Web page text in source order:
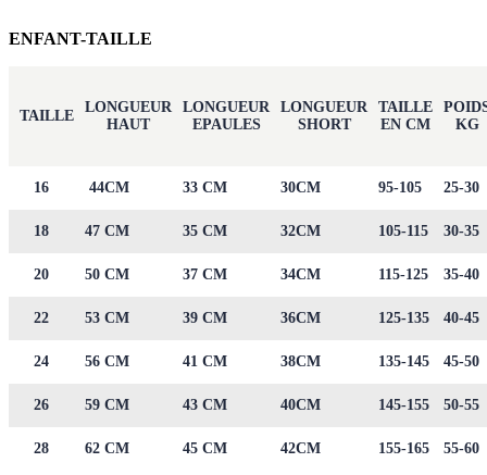
ENFANT-TAILLE
TAILLE
LONGUEUR
HAUT
LONGUEUR
EPAULES
LONGUEUR
SHORT
TAILLE
EN CM
KG
16 44CM 33 CM 30CM 95-105 25-30
18 47 CM 35 CM 32CM 105-115 30-35
20 50 CM 37 CM 34CM 115-125 35-40
22 53 CM 39 CM 36CM 125-135 40-45
24 56 CM 41 CM 38CM 135-145 45-50
26 59 CM 43 CM 40CM 145-155 50-55
28 62 CM 45 CM 42CM 155-165 55-60